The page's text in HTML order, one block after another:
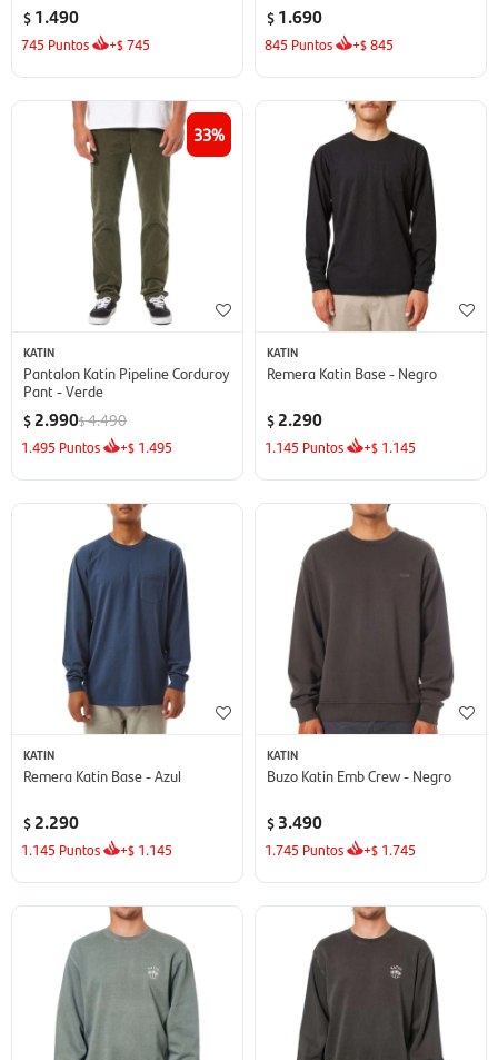
$ 1.490
745 Puntos +$745
$ 1.690
845 Puntos +$845
33
KATIN
Pantalon Katin Pipeline Corduroy
Pant - Verde
$ 2.990$4.490
1.495 Puntos +$ 1.495
KATIN
Remera Katin Base - Negro
$ 2.290
1.145 Puntos +$ 1.145
KATIN
Remera Katin Base - Azul
$ 2.290
1.145 Puntos +$ 1.145
KATIN
Buzo Katin Emb Crew - Negro
$ 3.490
1.745 Puntos +$ 1.745